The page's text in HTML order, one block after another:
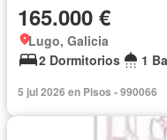
165.000 €
Lugo, Galicia
2 Dormitorios
1
5 jul 2026 en Pisos - 990066